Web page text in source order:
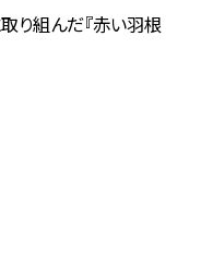
り組んだ『赤い羽根